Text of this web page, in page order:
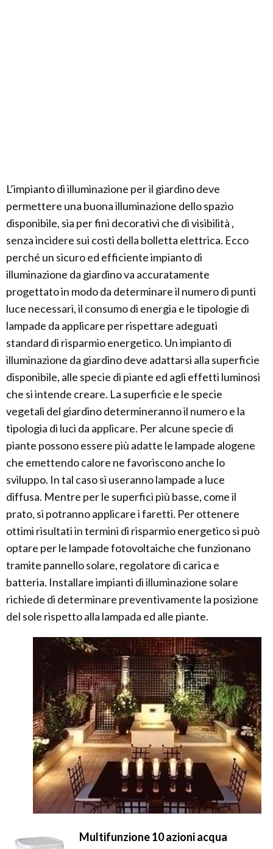
L’impianto di illuminazione per il giardino deve
permettere una buona illuminazione dello spazio
disponibile, sia per fini decorativi che di visibilità ,
senza incidere sui costi della bolletta elettrica. Ecco
perché un sicuro ed efficiente impianto di
illuminazione da giardino va accuratamente
progettato in modo da determinare il numero di punti
luce necessari, il consumo di energia e le tipologie di
lampade da applicare per rispettare adeguati
standard di risparmio energetico. Un impianto di
illuminazione da giardino deve adattarsi alla superficie
disponibile, alle specie di piante ed agli effetti luminosi
che si intende creare. La superficie e le specie
vegetali del giardino determineranno il numero e la
tipologia di luci da applicare. Per alcune specie di
piante possono essere più adatte le lampade alogene
che emettendo calore ne favoriscono anche lo
sviluppo. In tal caso si useranno lampade a luce
diffusa. Mentre per le superfici più basse, come il
prato, si potranno applicare i faretti. Per ottenere
ottimi risultati in termini di risparmio energetico si può
optare per le lampade fotovoltaiche che funzionano
tramite pannello solare, regolatore di carica e
batteria. Installare impianti di illuminazione solare
richiede di determinare preventivamente la posizione
del sole rispetto alla lampada ed alle piante.
Multifunzione 10 azioni acqua